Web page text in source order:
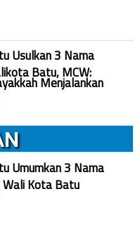
Usulkan 3 Nama
Batu, MCW:
Menjalankan
Umumkan 3 Nama
Wali Kota Batu